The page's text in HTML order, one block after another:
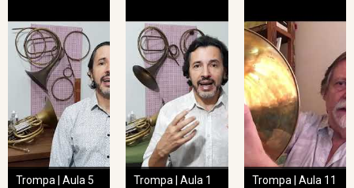
Trompa | Aula 5 Trompa | Aula 1 Trompa | Aula 11